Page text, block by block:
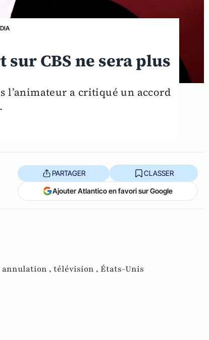
sur CBS ne sera plus
l’animateur a critiqué un accord
PARTAGER CLASSER
Ajouter Atlantico en favori sur Google
annulation , télévision , États-Unis